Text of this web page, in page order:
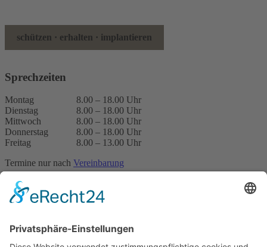
Anamnesebogen laden (PDF)
schützen · erhalten · implantieren
Sprechzeiten
Montag
8.00 – 18.00 Uhr
Dienstag
8.00 – 18.00 Uhr
Mittwoch
8.00 – 18.00 Uhr
Donnerstag
8.00 – 18.00 Uhr
Freitag
8.00 – 13.00 Uhr
Termine nur nach Vereinbarung
Impressum
Terminanfrage